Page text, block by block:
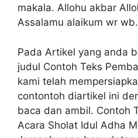
makala. Allohu akbar
Assalamu alaikum wr wb.
Pada Artikel yang anda
judul Contoh Teks
kami telah
contontoh diartikel ini
baca dan ambil. Contoh
Acara Sholat Idul Adha